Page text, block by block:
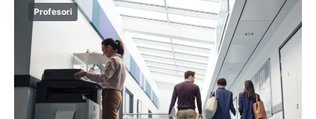
Profesori